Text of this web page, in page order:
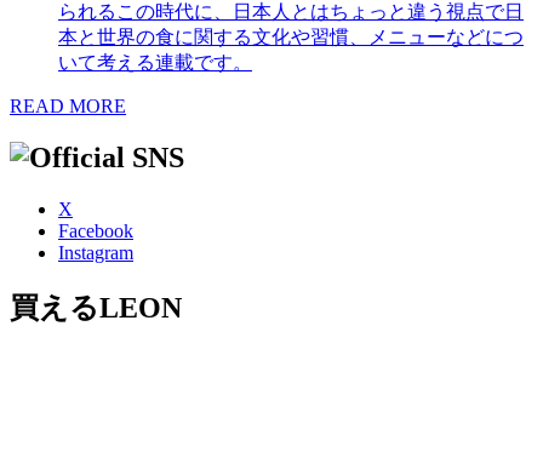
られるこの時代に、日本人とはちょっと違う視点で日
本と世界の食に関する文化や習慣、メニューなどにつ
いて考える連載です。
READ MORE
X
Facebook
Instagram
買えるLEON